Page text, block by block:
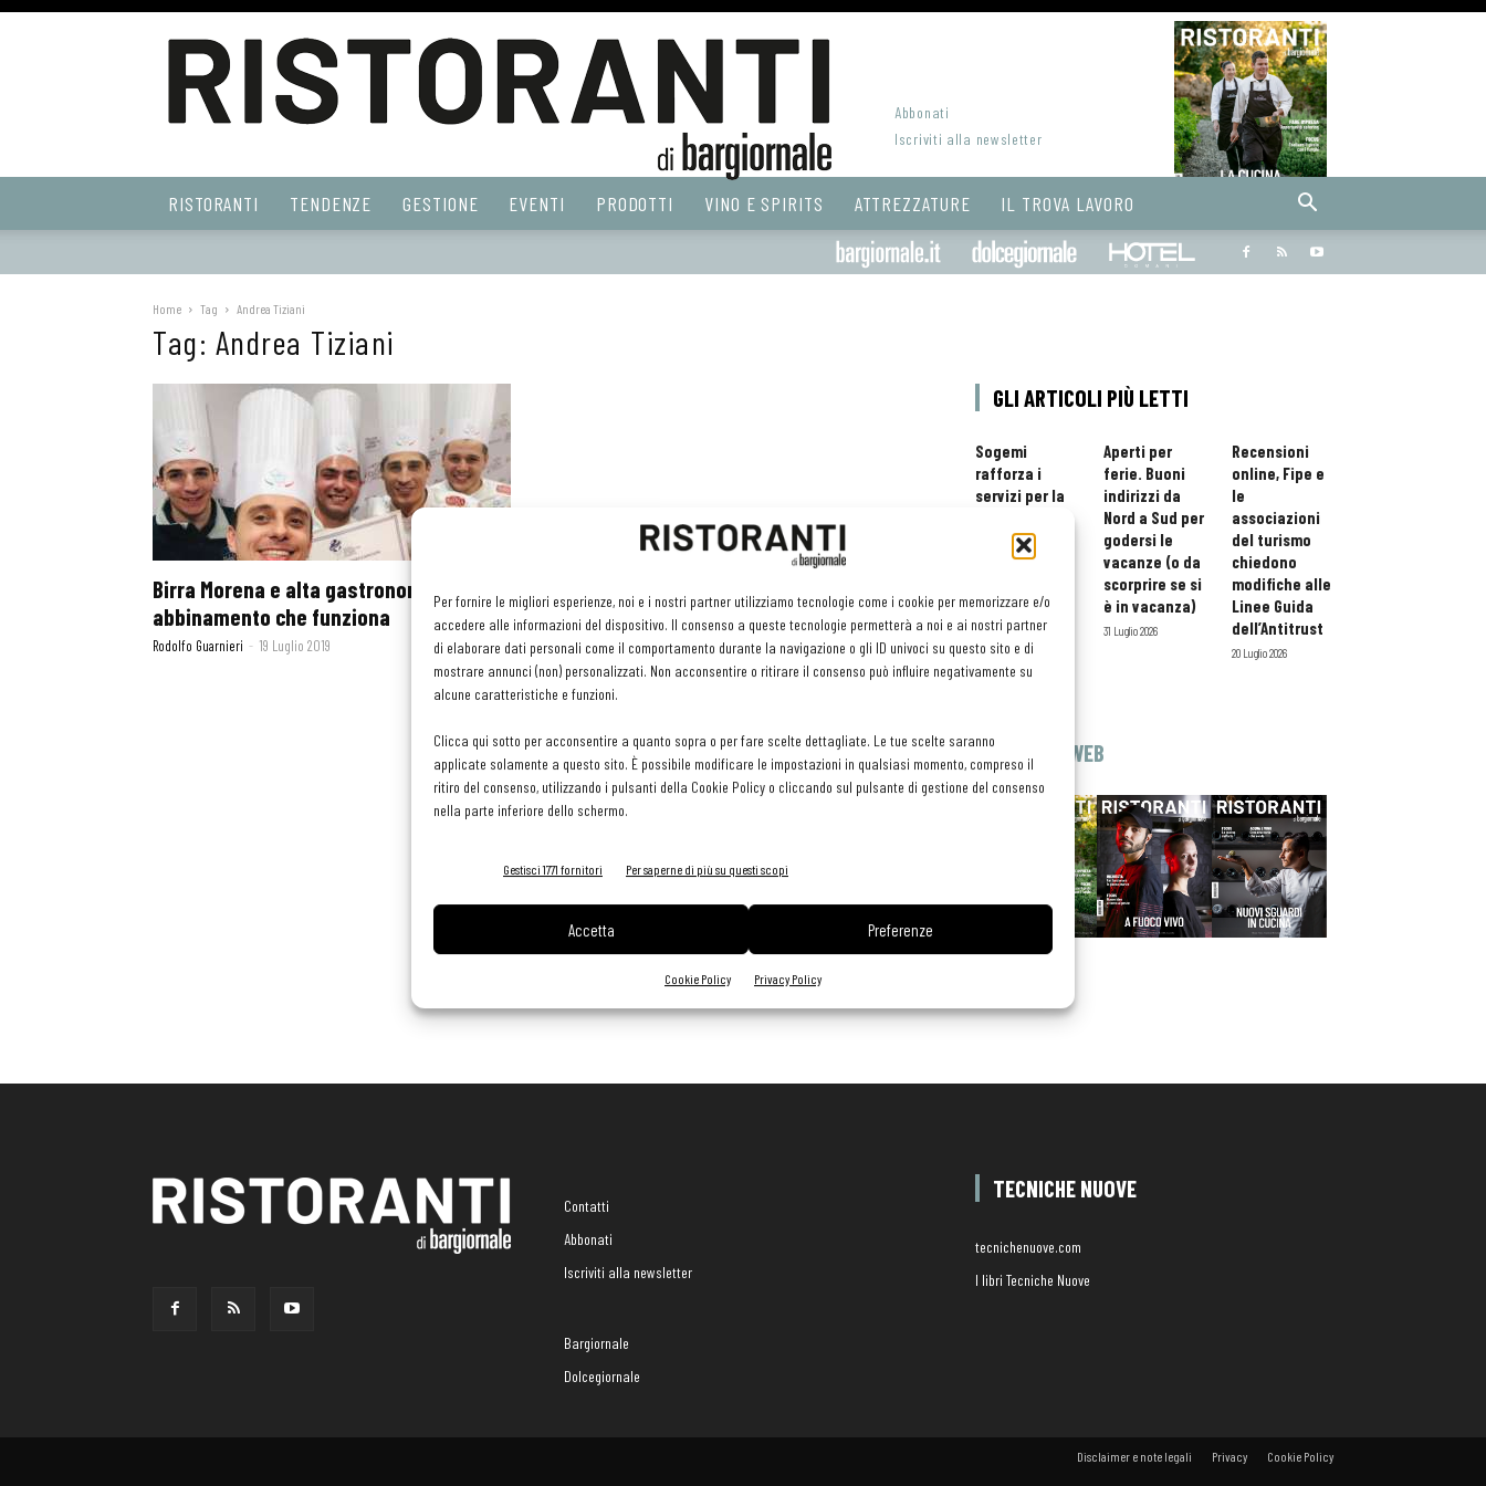
Per fornire le migliori esperienze, noi e i nostri partner utilizziamo tecnologie come i cookie per memorizzare e/o
accedere alle informazioni del dispositivo. Il consenso a queste tecnologie permetterà a noi e ai nostri partner
di elaborare dati personali come il comportamento durante la navigazione o gli ID univoci su questo sito e di
mostrare annunci (non) personalizzati. Non acconsentire o ritirare il consenso può influire negativamente su
alcune caratteristiche e funzioni.
Clicca qui sotto per acconsentire a quanto sopra o per fare scelte dettagliate. Le tue scelte saranno
applicate solamente a questo sito. È possibile modificare le impostazioni in qualsiasi momento, compreso il
ritiro del consenso, utilizzando i pulsanti della Cookie Policy o cliccando sul pulsante di gestione del consenso
nella parte inferiore dello schermo.
Gestisci 1771 fornitori Per saperne di più su questi scopi
Accetta Preferenze
Cookie Policy Privacy Policy
Web
Abbonati
Iscriviti alla newsletter
RISTORANTI TENDENZE GESTIONE EVENTI PRODOTTI VINO E SPIRITS ATTREZZATURE IL TROVA LAVORO
Bargiornale dolcegiornale
Home Tag Andrea Tiziani
Tag: Andrea Tiziani
Birra Morena e alta gastronomia, un
abbinamento che funziona
Rodolfo Guarnieri - 19 Luglio 2019
GLI ARTICOLI PIÙ LETTI
Sogemi
rafforza i
servizi per la
orario esteso
e tessera
professionisti
HoReCa
29 Luglio 2026
Aperti per
ferie. Buoni
indirizzi da
Nord a Sud per
godersi le
vacanze (o da
scorprire se si
è in vacanza)
31 Luglio 2026
Recensioni
online, Fipe e
le
associazioni
del turismo
chiedono
modifiche alle
Linee Guida
dell’Antitrust
20 Luglio 2026
EDICOLA WEB
Contatti
Abbonati
Iscriviti alla newsletter
Bargiornale
Dolcegiornale
TECNICHE NUOVE
tecnichenuove.com
I libri Tecniche Nuove
Disclaimer e note legali Privacy Cookie Policy